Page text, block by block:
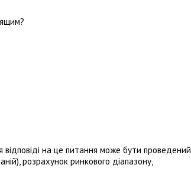
відповіді на це питання може бути проведений
розрахунок ринкового діапазону,